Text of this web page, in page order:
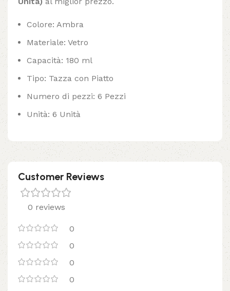
Colore: Ambra
Materiale: Vetro
Capacità: 180 ml
Tipo: Tazza con Piatto
Numero di pezzi: 6 Pezzi
Unità: 6 Unità
Customer Reviews
0 reviews
0
0
0
0